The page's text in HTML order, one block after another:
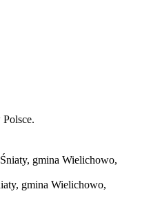
gmina Wielichowo,